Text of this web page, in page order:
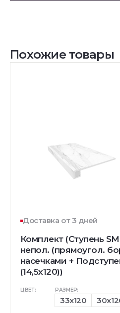
Похожие товары
Доставка от 3 дней
Комплект (Ступень
непол. (прямоугол.
насечками +
(14,5x120))
ЦВЕТ: РАЗМЕР:
33x120